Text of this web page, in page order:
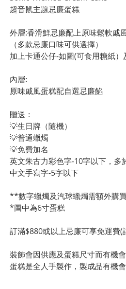
超音鼠主題忌廉蛋糕
外層:香滑鮮忌廉配上原味鬆軟戚
（多款忌廉口味可供選擇）
加上卡通公仔-如圖(可食用糖紙）
內層:
原味戚風蛋糕配自選忌廉餡
贈送：
💡生日牌（隨機）
💡普通蠟燭
💡免費加名
英文朱古力彩色字-10字以下，多
中文手寫字-5字以下
**數字蠟燭及汽球蠟燭需額外購買
*圖中為6寸蛋糕
訂滿$880或以上忌廉可享免運費(
裝飾會因供應及蛋糕尺寸而有機
蛋糕是全人手製作，製成品有機